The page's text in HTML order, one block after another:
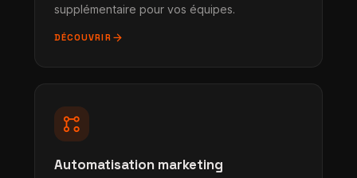
supplémentaire pour vos équipes.
DÉCOUVRIR arrow_forward
linked_services
Automatisation marketing